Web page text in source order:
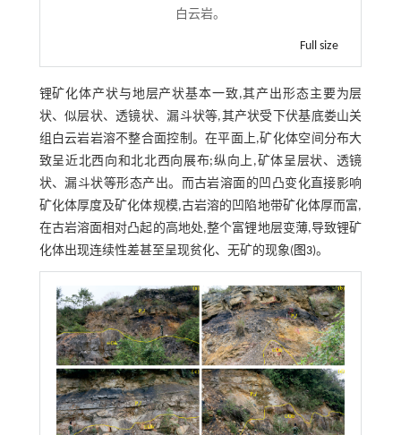
白云岩。
Full size
锂矿化体产状与地层产状基本一致,其产出形态主要为层
状、似层状、透镜状、漏斗状等,其产状受下伏基底娄山关
组白云岩岩溶不整合面控制。在平面上,矿化体空间分布大
致呈近北西向和北北西向展布;纵向上,矿体呈层状、透镜
状、漏斗状等形态产出。而古岩溶面的凹凸变化直接影响
矿化体厚度及矿化体规模,古岩溶的凹陷地带矿化体厚而富,
在古岩溶面相对凸起的高地处,整个富锂地层变薄,导致锂矿
化体出现连续性差甚至呈现贫化、无矿的现象( 图3)。